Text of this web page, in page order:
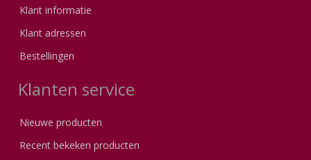
Klant informatie
Klant adressen
Bestellingen
Klanten service
Nieuwe producten
Recent bekeken producten